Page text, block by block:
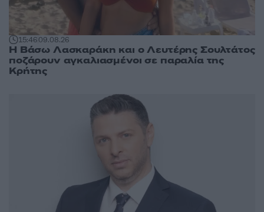
15:4609.08.26
Η Βάσω Λασκαράκη και ο Λευτέρης Σουλτάτος
ποζάρουν αγκαλιασμένοι σε παραλία της
Κρήτης